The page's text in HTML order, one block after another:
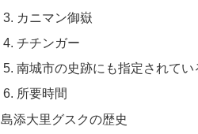
カニマン御嶽
チチンガー
南城市の史跡にも指定されてい
所要時間
島添大里グスクの歴史